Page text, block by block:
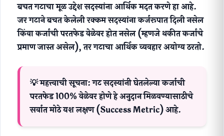
बचत गटाचा मूळ उद्देश सदस्यांना आर्थिक मदत करणे हा आहे.
जर गटाने बचत केलेली रक्कम सदस्यांना कर्जरूपात दिली नसेल
किंवा कर्जाची परतफेड वेळेवर होत नसेल (म्हणजे थकीत कर्जाचे
प्रमाण जास्त असेल), तर गटाचा आर्थिक व्यवहारअयोग्यठरतो.
💡 महत्त्वाची सूचना:गट सदस्यांनी घेतलेल्या कर्जाची
परतफेड 100% वेळेवर होणे हे अनुदान मिळवण्यासाठीचे
सर्वात मोठे यश लक्षण(Success Metric) आहे.